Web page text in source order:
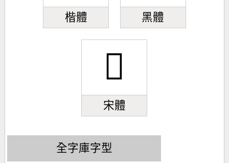
楷體 黑體
󰛳
宋體
全字庫字型